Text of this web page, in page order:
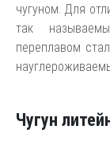
чугуном. Для
так
переплавом
Чугун